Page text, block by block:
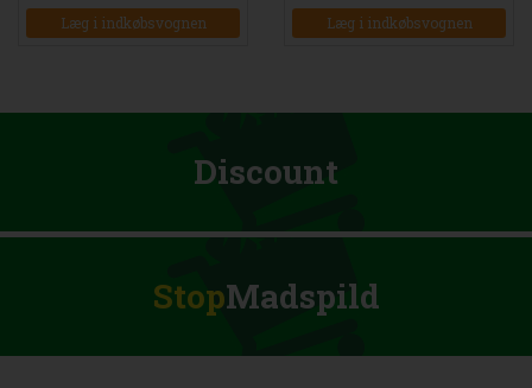
Læg i indkøbsvognen Læg i indkøbsvognen
Discount
StopMadspild